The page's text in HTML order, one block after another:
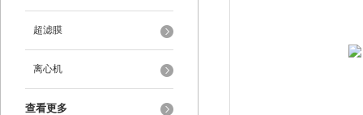
超滤膜
离心机
查看更多